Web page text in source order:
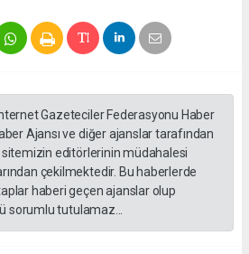
Gazeteciler Federasyonu Haber
Ajansı ve diğer ajanslar tarafından
editörlerinin müdahalesi
çekilmektedir. Bu haberlerde
haberi geçen ajanslar olup
sorumlu tutulamaz...